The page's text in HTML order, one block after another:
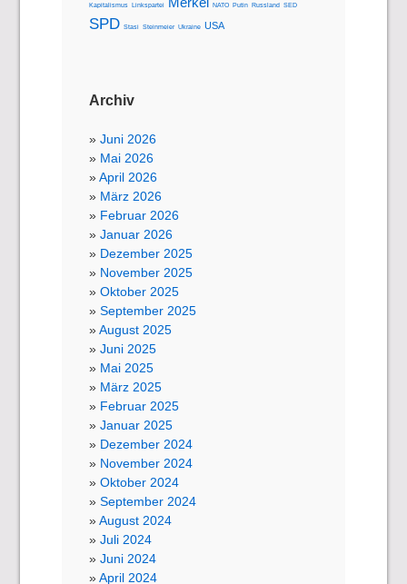
Kapitalismus Linkspartei NATO Putin Russland SED
SPD Stasi Steinmeier Ukraine USA
Archiv
Juni 2026
Mai 2026
April 2026
März 2026
Februar 2026
Januar 2026
Dezember 2025
November 2025
Oktober 2025
September 2025
August 2025
Juni 2025
Mai 2025
März 2025
Februar 2025
Januar 2025
Dezember 2024
November 2024
Oktober 2024
September 2024
August 2024
Juli 2024
Juni 2024
April 2024